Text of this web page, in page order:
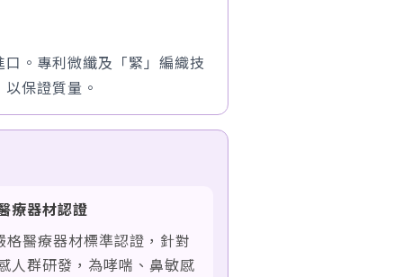
。專利微纖及「緊」編織技
保證質量。
療器材認證
格醫療器材標準認證，針對
人群研發，為哮喘、鼻敏感